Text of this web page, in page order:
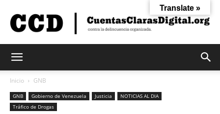
Inicio GNB
GNB Gobierno de Venezuela Justicia
NOTICIAS AL DIA
Tráfico de Drogas
Translate »